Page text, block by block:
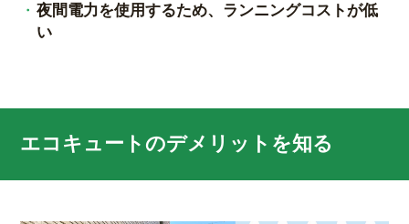
夜間電力を使用するため、ランニングコストが低
い
エコキュートのデメリットを知る